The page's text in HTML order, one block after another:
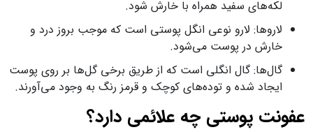
لکه‌های سفید همراه با خارش شود.
لاروها: لارو نوعی انگل پوستی است که موجب بروز درد و
خارش در پوست می‌شود.
گال‌ها: گال انگلی است که از طریق برخی گل‌ها بر روی پوست
ایجاد شده و توده‌های کوچک و قرمز رنگ به وجود می‌آورند.
عفونت پوستی چه علائمی دارد؟